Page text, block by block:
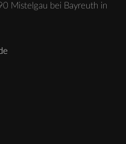
Mistelgau bei Bayreuth in